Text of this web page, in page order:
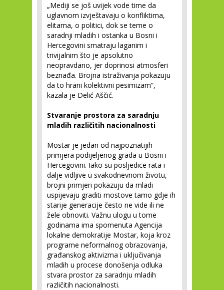
„Mediji se još uvijek vode time da
uglavnom izvještavaju o konfliktima,
elitama, o politici, dok se teme o
saradnji mladih i ostanka u Bosni i
Hercegovini smatraju laganim i
trivijalnim što je apsolutno
neopravdano, jer doprinosi atmosferi
beznađa. Brojna istraživanja pokazuju
da to hrani kolektivni pesimizam“,
kazala je Delić Aščić.
Stvaranje prostora za saradnju
mladih različitih nacionalnosti
Mostar je jedan od najpoznatijih
primjera podijeljenog grada u Bosni i
Hercegovini. Iako su posljedice rata i
dalje vidljive u svakodnevnom životu,
brojni primjeri pokazuju da mladi
uspijevaju graditi mostove tamo gdje ih
starije generacije često ne vide ili ne
žele obnoviti. Važnu ulogu u tome
godinama ima spomenuta Agencija
lokalne demokratije Mostar, koja kroz
programe neformalnog obrazovanja,
građanskog aktivizma i uključivanja
mladih u procese donošenja odluka
stvara prostor za saradnju mladih
različitih nacionalnosti.